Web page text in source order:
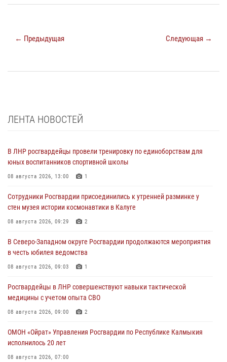
← Предыдущая Следующая →
ЛЕНТА НОВОСТЕЙ
В ЛНР росгвардейцы провели тренировку по единоборствам для
юных воспитанников спортивной школы
08 августа 2026, 13:00 1
Сотрудники Росгвардии присоединились к утренней разминке у
стен музея истории космонавтики в Калуге
08 августа 2026, 09:29 2
В Северо-Западном округе Росгвардии продолжаются мероприятия
в честь юбилея ведомства
08 августа 2026, 09:03 1
Росгвардейцы в ЛНР совершенствуют навыки тактической
медицины с учетом опыта СВО
08 августа 2026, 09:00 2
ОМОН «Ойрат» Управления Росгвардии по Республике Калмыкия
исполнилось 20 лет
08 августа 2026, 07:00